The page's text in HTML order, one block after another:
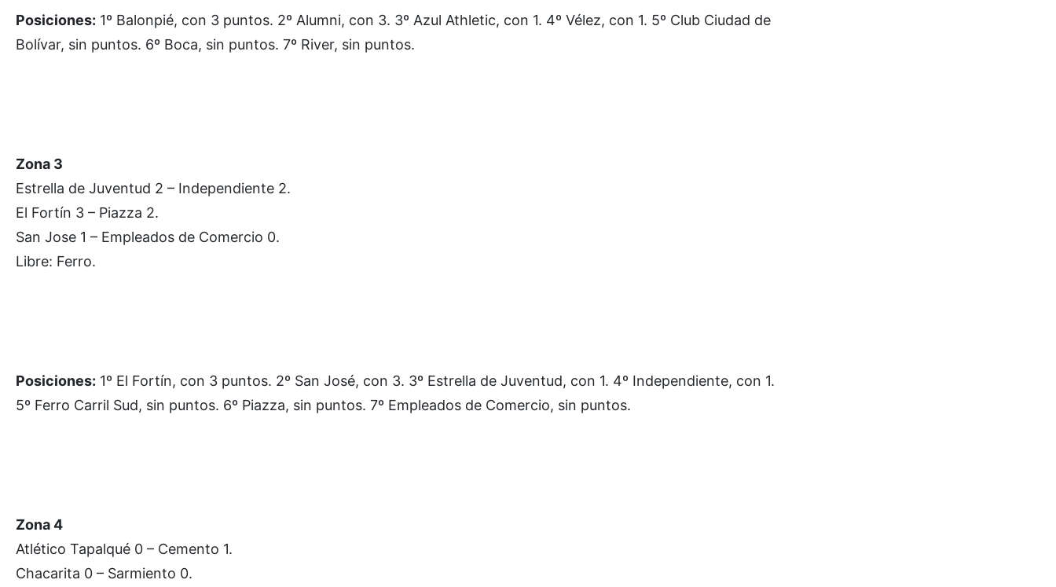
Posiciones: 1º Balonpié, con 3 puntos. 2º Alumni, con 3. 3º Azul Athletic, con 1. 4º Vélez, con 1. 5º Club Ciudad de
Bolívar, sin puntos. 6º Boca, sin puntos. 7º River, sin puntos.
Zona 3
Estrella de Juventud 2 – Independiente 2.
El Fortín 3 – Piazza 2.
San Jose 1 – Empleados de Comercio 0.
Libre: Ferro.
Posiciones: 1º El Fortín, con 3 puntos. 2º San José, con 3. 3º Estrella de Juventud, con 1. 4º Independiente, con 1.
5º Ferro Carril Sud, sin puntos. 6º Piazza, sin puntos. 7º Empleados de Comercio, sin puntos.
Zona 4
Atlético Tapalqué 0 – Cemento 1.
Chacarita 0 – Sarmiento 0.